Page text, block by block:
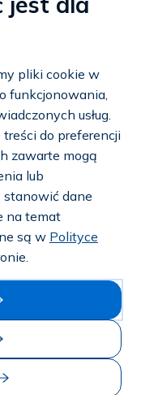
pliki cookie w
funkcjonowania,
usług.
do preferencji
zawarte mogą
lub
stanowić dane
na temat
są w Polityce